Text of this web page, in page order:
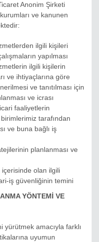
Anonim Şirketi
ve kanunen
ilgili kişileri
yapılması
ilgili kişilerin
ve ihtiyaçlarına göre
ve tanıtılması için
ve icrası
faaliyetlerin
tarafından
ve buna bağlı iş
planlanması ve
içerisinde olan ilgili
iş güvenliğinin temini
YÖNTEMİ VE
yürütmek amacıyla farklı
uyumun